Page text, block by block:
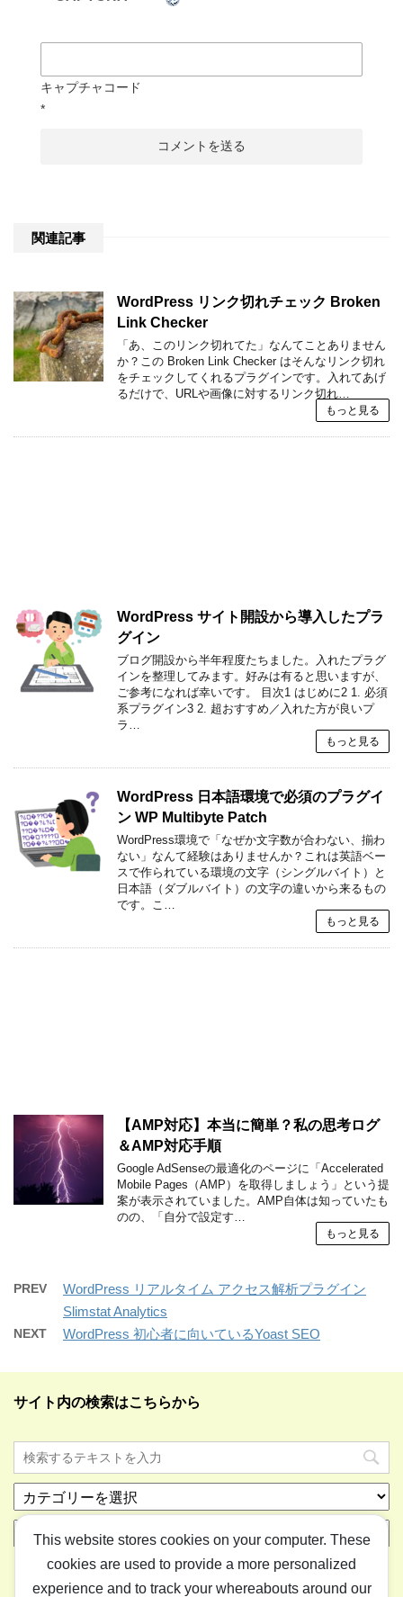
キャプチャコード
*
関連記事
WordPress リンク切れチェック Broken
Link Checker
「あ、このリンク切れてた」なんてことありません
か？この Broken Link Checker はそんなリンク切れ
をチェックしてくれるプラグインです。入れてあげ
るだけで、URLや画像に対するリンク切れ…
もっと見る
WordPress サイト開設から導入したプラ
グイン
ブログ開設から半年程度たちました。入れたプラグ
インを整理してみます。好みは有ると思いますが、
ご参考になれば幸いです。 目次1 はじめに2 1. 必須
系プラグイン3 2. 超おすすめ／入れた方が良いプ
ラ…
もっと見る
WordPress 日本語環境で必須のプラグイ
ン WP Multibyte Patch
WordPress環境で「なぜか文字数が合わない、揃わ
ない」なんて経験はありませんか？これは英語ベー
スで作られている環境の文字（シングルバイト）と
日本語（ダブルバイト）の文字の違いから来るもの
です。こ…
もっと見る
【AMP対応】本当に簡単？私の思考ログ
＆AMP対応手順
Google AdSenseの最適化のページに「Accelerated
Mobile Pages（AMP）を取得しましょう」という提
案が表示されていました。AMP自体は知っていたも
のの、「自分で設定す…
もっと見る
PREV
WordPress リアルタイム アクセス解析プラグイン
Slimstat Analytics
NEXT WordPress 初心者に向いているYoast SEO
サイト内の検索はこちらから
テ
ゴ
リ
ア
ー
This website stores cookies on your computer. These
cookies are used to provide a more personalized
experience and to track your whereabouts around our